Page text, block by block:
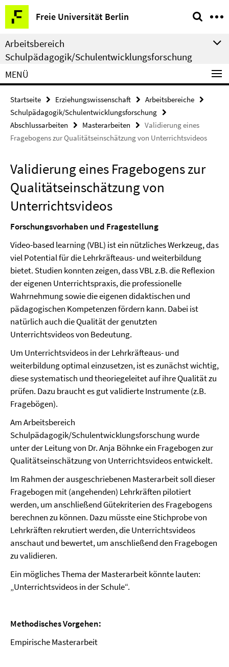
Springe
direkt
zu
Inhalt
Freie Universität Berlin
Service-
Navigation
Arbeitsbereich
Schulpädagogik/Schulentwicklungsforschung
MENÜ
Startseite Erziehungswissenschaft
Arbeitsbereiche
Schulpädagogik/Schulentwicklungsforschung
Abschlussarbeiten
Masterarbeiten
Validierung eines
Fragebogens zur Qualitätseinschätzung von Unterrichtsvideos
Validierung eines Fragebogens zur
Qualitätseinschätzung von
Unterrichtsvideos
Forschungsvorhaben und Fragestellung
Video-based learning (VBL) ist ein nützliches Werkzeug, das
viel Potential für die Lehrkräfteaus- und weiterbildung
bietet. Studien konnten zeigen, dass VBL z.B. die Reflexion
der eigenen Unterrichtspraxis, die professionelle
Wahrnehmung sowie die eigenen didaktischen und
pädagogischen Kompetenzen fördern kann. Dabei ist
natürlich auch die Qualität der genutzten
Unterrichtsvideos von Bedeutung.
Um Unterrichtsvideos in der Lehrkräfteaus- und
weiterbildung optimal einzusetzen, ist es zunächst wichtig,
diese systematisch und theoriegeleitet auf ihre Qualität zu
prüfen. Dazu braucht es gut validierte Instrumente (z.B.
Fragebögen).
Am Arbeitsbereich
Schulpädagogik/Schulentwicklungsforschung wurde
unter der Leitung von Dr. Anja Böhnke ein Fragebogen zur
Qualitätseinschätzung von Unterrichtsvideos entwickelt.
Im Rahmen der ausgeschriebenen Masterarbeit soll dieser
Fragebogen mit (angehenden) Lehrkräften pilotiert
werden, um anschließend Gütekriterien des Fragebogens
berechnen zu können. Dazu müsste eine Stichprobe von
Lehrkräften rekrutiert werden, die Unterrichtsvideos
anschaut und bewertet, um anschließend den Fragebogen
zu validieren.
Ein mögliches Thema der Masterarbeit könnte lauten:
„Unterrichtsvideos in der Schule“.
Methodisches Vorgehen:
Empirische Masterarbeit